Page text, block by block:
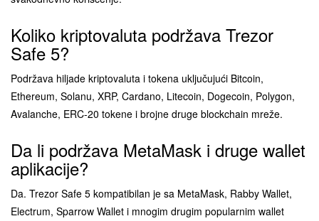
Koliko kriptovaluta podržava Trezor
Safe 5?
Podržava hiljade kriptovaluta i tokena uključujući Bitcoin,
Ethereum, Solanu, XRP, Cardano, Litecoin, Dogecoin, Polygon,
Avalanche, ERC-20 tokene i brojne druge blockchain mreže.
Da li podržava MetaMask i druge wallet
aplikacije?
Da. Trezor Safe 5 kompatibilan je sa MetaMask, Rabby Wallet,
Electrum, Sparrow Wallet i mnogim drugim popularnim wallet